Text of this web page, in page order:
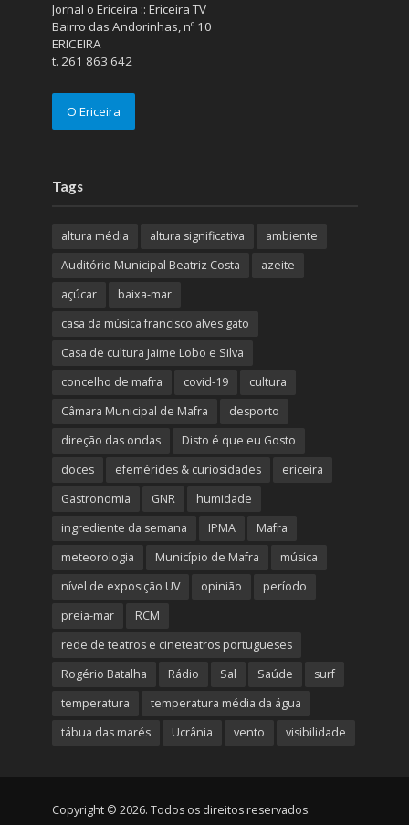
Jornal o Ericeira :: Ericeira TV
Bairro das Andorinhas, nº 10
ERICEIRA
t. 261 863 642
O Ericeira
Tags
altura média altura significativa
ambiente
Auditório Municipal Beatriz Costa
azeite
açúcar
baixa-mar
casa da música francisco alves gato
Casa de cultura Jaime Lobo e Silva
concelho de mafra
covid-19
cultura
Câmara Municipal de Mafra
desporto
direção das ondas
Disto é que eu Gosto
doces
efemérides & curiosidades
ericeira
Gastronomia
GNR
humidade
ingrediente da semana
IPMA
Mafra
meteorologia
Município de Mafra
música
nível de exposição UV
opinião
período
preia-mar
RCM
rede de teatros e cineteatros portugueses
Rogério Batalha
Rádio Sal Saúde
surf
temperatura
temperatura média da água
tábua das marés
Ucrânia vento visibilidade
Copyright © 2026. Todos os direitos reservados.